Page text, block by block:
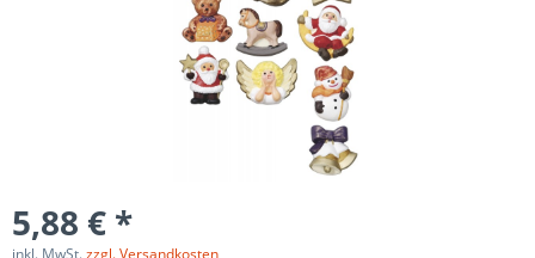
5,88 € *
inkl. MwSt.zzgl. Versandkosten